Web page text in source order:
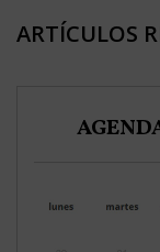
ARTÍCULOS